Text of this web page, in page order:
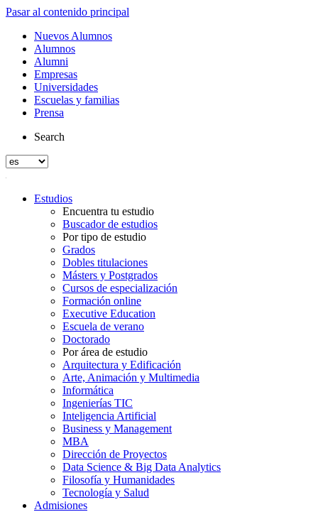
Pasar al contenido principal
Nuevos Alumnos
Alumnos
Alumni
Empresas
Universidades
Escuelas y familias
Prensa
Search
Estudios
Encuentra tu estudio
Buscador de estudios
Por tipo de estudio
Grados
Dobles titulaciones
Másters y Postgrados
Cursos de especialización
Formación online
Executive Education
Escuela de verano
Doctorado
Por área de estudio
Arquitectura y Edificación
Arte, Animación y Multimedia
Informática
Ingenierías TIC
Inteligencia Artificial
Business y Management
MBA
Dirección de Proyectos
Data Science & Big Data Analytics
Filosofía y Humanidades
Tecnología y Salud
Admisiones